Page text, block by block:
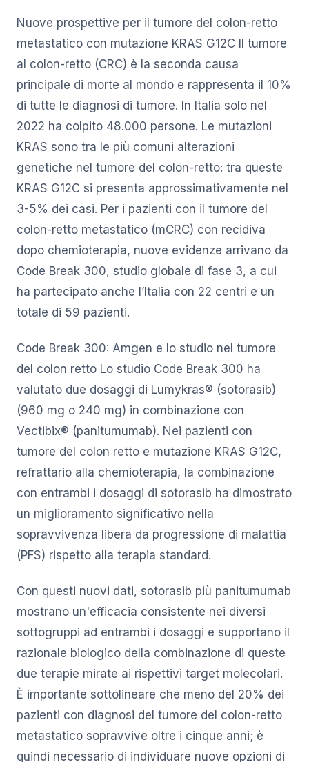
Nuove prospettive per il tumore del colon-retto
metastatico con mutazione KRAS G12C Il tumore
al colon-retto (CRC) è la seconda causa
principale di morte al mondo e rappresenta il 10%
di tutte le diagnosi di tumore. In Italia solo nel
2022 ha colpito 48.000 persone. Le mutazioni
KRAS sono tra le più comuni alterazioni
genetiche nel tumore del colon-retto: tra queste
KRAS G12C si presenta approssimativamente nel
3-5% dei casi. Per i pazienti con il tumore del
colon-retto metastatico (mCRC) con recidiva
dopo chemioterapia, nuove evidenze arrivano da
Code Break 300, studio globale di fase 3, a cui
ha partecipato anche l’Italia con 22 centri e un
totale di 59 pazienti.
Code Break 300: Amgen e lo studio nel tumore
del colon retto Lo studio Code Break 300 ha
valutato due dosaggi di Lumykras® (sotorasib)
(960 mg o 240 mg) in combinazione con
Vectibix® (panitumumab). Nei pazienti con
tumore del colon retto e mutazione KRAS G12C,
refrattario alla chemioterapia, la combinazione
con entrambi i dosaggi di sotorasib ha dimostrato
un miglioramento significativo nella
sopravvivenza libera da progressione di malattia
(PFS) rispetto alla terapia standard.
Con questi nuovi dati, sotorasib più panitumumab
mostrano un'efficacia consistente nei diversi
sottogruppi ad entrambi i dosaggi e supportano il
razionale biologico della combinazione di queste
due terapie mirate ai rispettivi target molecolari.
È importante sottolineare che meno del 20% dei
pazienti con diagnosi del tumore del colon-retto
metastatico sopravvive oltre i cinque anni; è
quindi necessario di individuare nuove opzioni di